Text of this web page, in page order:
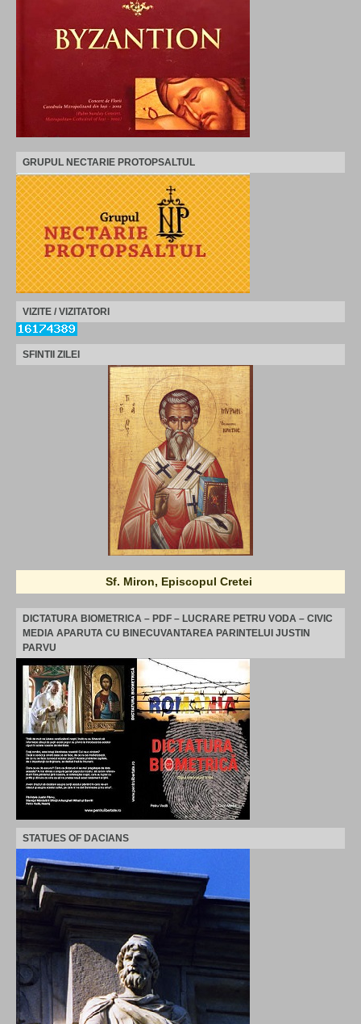
GRUPUL NECTARIE PROTOPSALTUL
VIZITE / VIZITATORI
SFINTII ZILEI
Sf. Miron, Episcopul Cretei
DICTATURA BIOMETRICA – PDF – LUCRARE PETRU VODA – CIVIC
MEDIA APARUTA CU BINECUVANTAREA PARINTELUI JUSTIN
PARVU
STATUES OF DACIANS